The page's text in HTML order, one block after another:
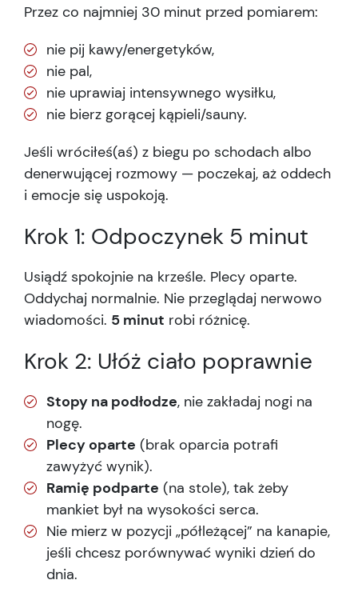
Przez co najmniej 30 minut przed pomiarem:
nie pij kawy/energetyków,
nie pal,
nie uprawiaj intensywnego wysiłku,
nie bierz gorącej kąpieli/sauny.
Jeśli wróciłeś(aś) z biegu po schodach albo
denerwującej rozmowy — poczekaj, aż oddech
i emocje się uspokoją.
Krok 1: Odpoczynek 5 minut
Usiądź spokojnie na krześle. Plecy oparte.
Oddychaj normalnie. Nie przeglądaj nerwowo
wiadomości. 5 minut robi różnicę.
Krok 2: Ułóż ciało poprawnie
Stopy na podłodze, nie zakładaj nogi na
nogę.
Plecy oparte (brak oparcia potrafi
zawyżyć wynik).
Ramię podparte (na stole), tak żeby
mankiet był na wysokości serca.
Nie mierz w pozycji „półleżącej” na kanapie,
jeśli chcesz porównywać wyniki dzień do
dnia.